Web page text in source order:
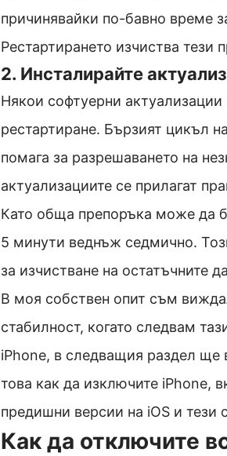
причинявайки по-бавно време
Рестартирането изчиства тези
2. Инсталирайте
Някои софтуерни
рестартиране. Бързият цикъл
помага за разрешаването на
актуализациите се прилагат
Като обща препоръка може да
5 минути веднъж седмично.
за изчистване на остатъчните
В моя собствен опит съм
стабилност, когато следвам
iPhone, в следващия раздел ще
това как да изключите iPhone,
предишни версии на iOS и тези
Как да отключите